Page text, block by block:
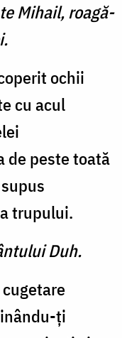
Mihail, roagă-
ochii
cu acul
de peste toată
trupului.
Duh.
ţi